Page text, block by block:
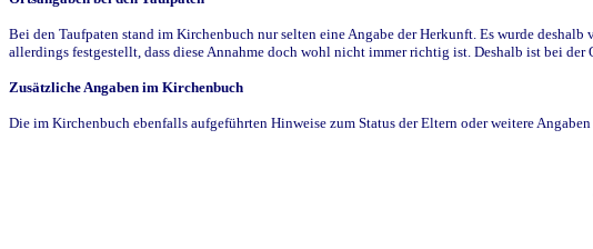
Bei den Taufpaten stand im Kirchenbuch nur selten eine Angabe der Herkunft. Es wurde
allerdings festgestellt, dass diese Annahme doch wohl nicht immer richtig ist. Deshalb ist bei
Zusätzliche Angaben im Kirchenbuch
Die im Kirchenbuch ebenfalls aufgeführten Hinweise zum Status der Eltern oder weitere